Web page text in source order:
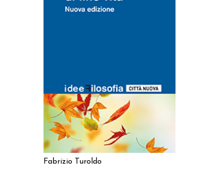
Fabrizio Turoldo